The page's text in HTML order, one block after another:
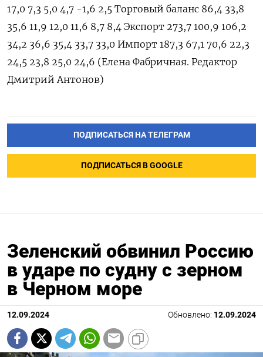
17,0 7,3 5,0 4,7 -1,6 2,5 Торговый баланс 86,4 33,8
35,6 11,9 12,0 11,6 8,7 8,4 Экспорт 273,7 100,9 106,2
34,2 36,6 35,4 33,7 33,0 Импорт 187,3 67,1 70,6 22,3
24,5 23,8 25,0 24,6 (Елена Фабричная. Редактор
Дмитрий Антонов)
ПОДПИСАТЬСЯ НА ТЕЛЕГРАМ
ПОДПИСАТЬСЯ В GOOGLE
Зеленский обвинил Россию
в ударе по судну с зерном
в Черном море
12.09.2024 Обновлено: 12.09.2024